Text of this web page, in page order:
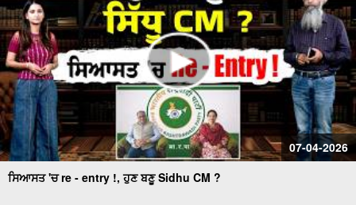
07-04-2026
ਸਿਆਸਤ 'ਚ re - entry !, ਹੁਣ ਬਣੂ Sidhu CM ?